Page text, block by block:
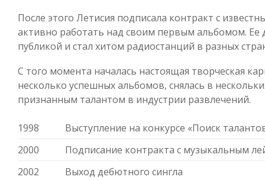
После этого Летисия подписала контракт с
активно работать над своим первым альбомом.
публикой и стал хитом радиостанций в разных
С того момента началась настоящая творческая
несколько успешных альбомов, снялась в
признанным талантом в индустрии развлечений.
1998
Выступление на конкурсе «Поиск
2000
Подписание контракта с музыкальным
2002
Выход дебютного сингла